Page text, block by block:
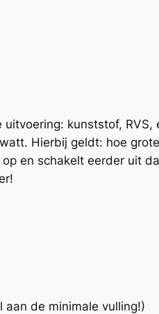
kunststof,
Hierbij geldt: hoe
en schakelt eerder uit
de minimale vulling!)